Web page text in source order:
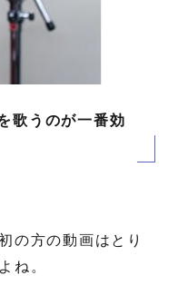
歌うのが一番効
の方の動画はとり
ね。